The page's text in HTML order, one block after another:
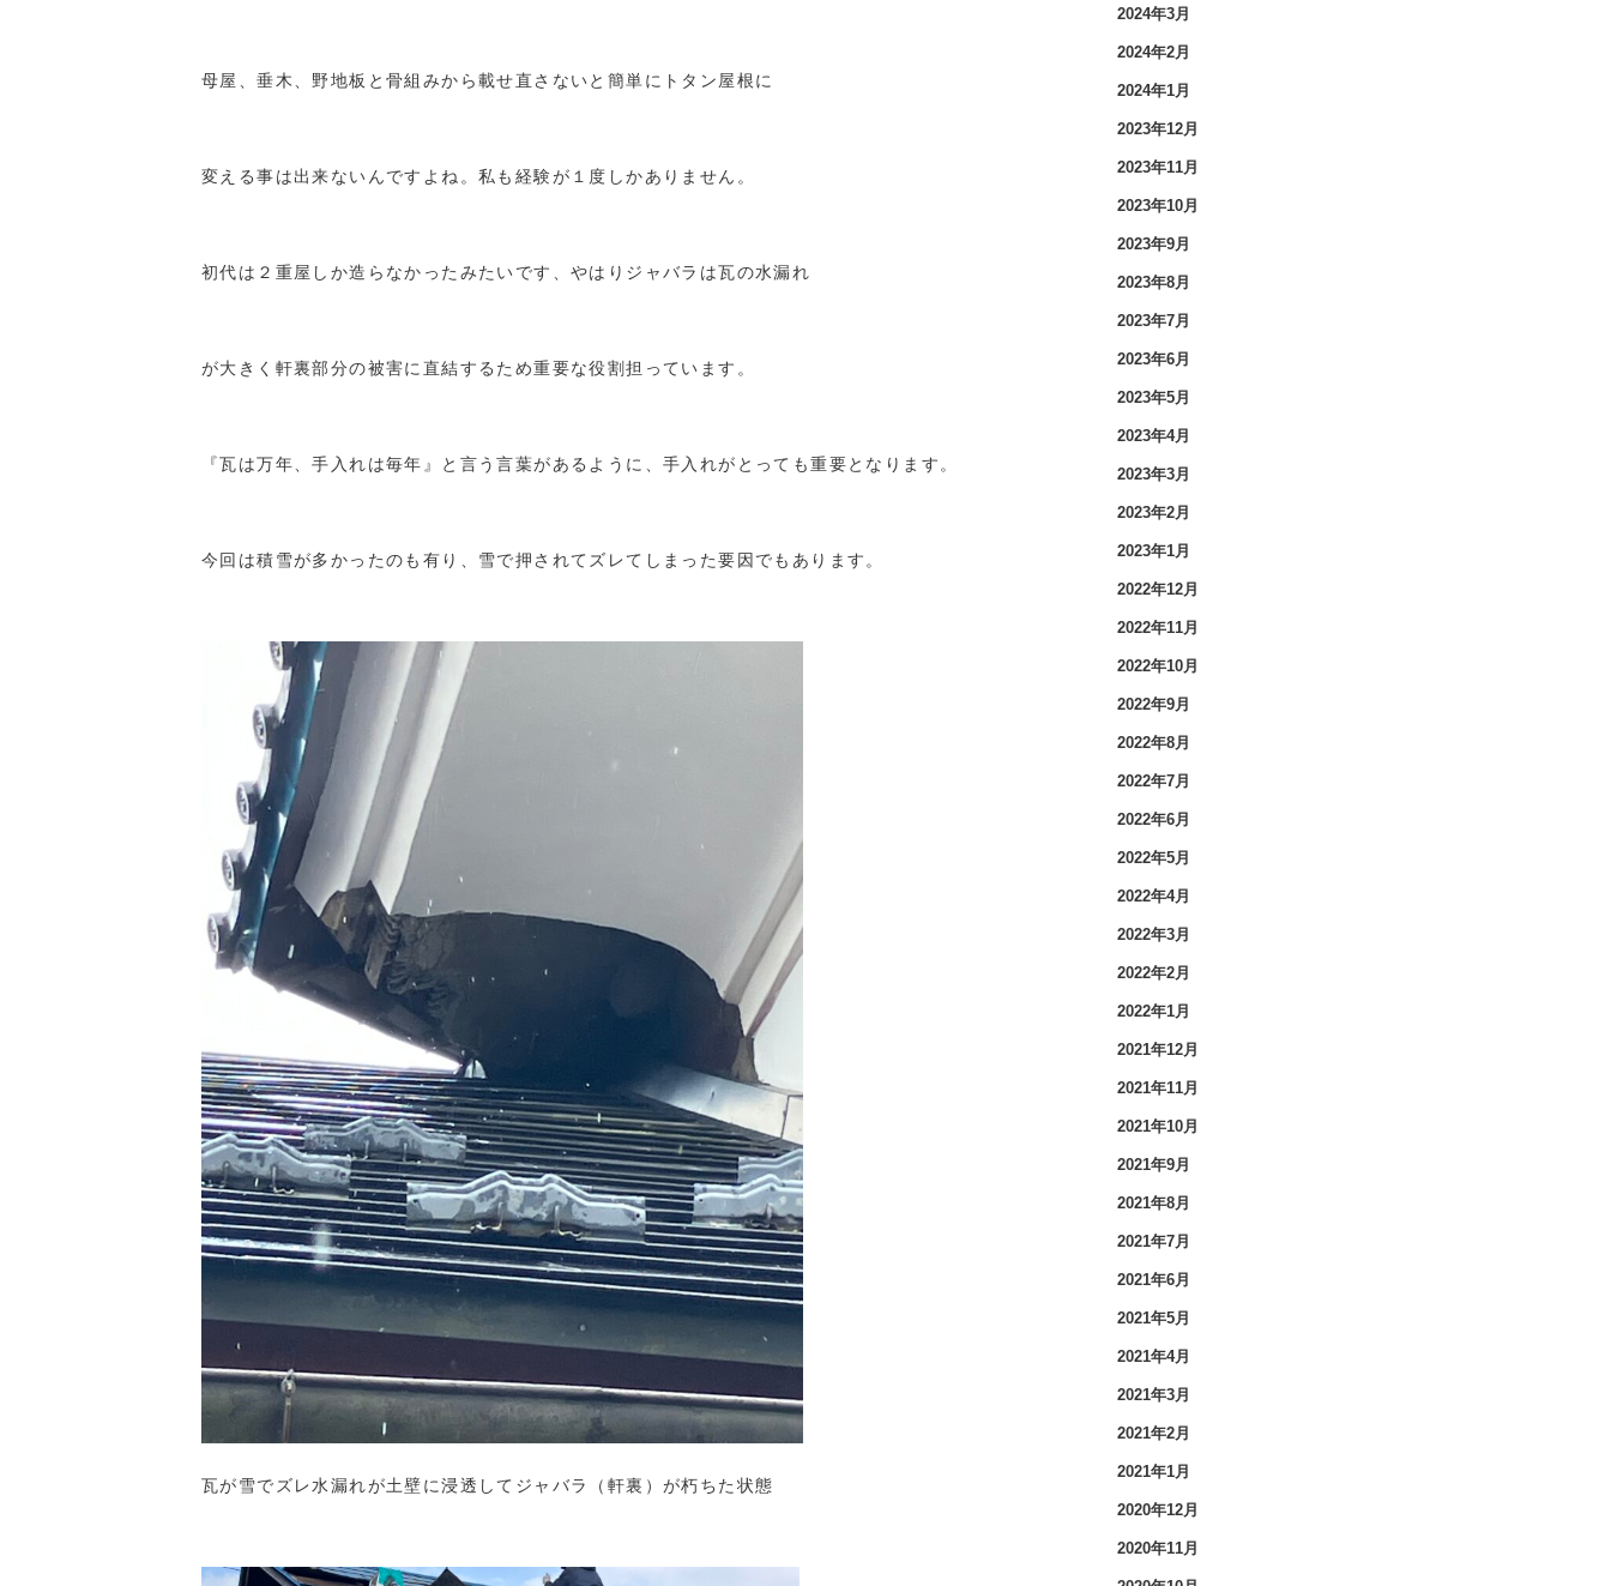
母屋、垂木、野地板と骨組みから載せ直さないと簡単にトタン屋根に
変える事は出来ないんですよね。私も経験が１度しかありません。
初代は２重屋しか造らなかったみたいです、やはりジャバラは瓦の水漏れ
が大きく軒裏部分の被害に直結するため重要な役割担っています。
『瓦は万年、手入れは毎年』と言う言葉があるように、手入れがとっても重要となります。
今回は積雪が多かったのも有り、雪で押されてズレてしまった要因でもあります。
瓦が雪でズレ水漏れが土壁に浸透してジャバラ（軒裏）が朽ちた状態
2024年3月
2024年2月
2024年1月
2023年12月
2023年11月
2023年10月
2023年9月
2023年8月
2023年7月
2023年6月
2023年5月
2023年4月
2023年3月
2023年2月
2023年1月
2022年12月
2022年11月
2022年10月
2022年9月
2022年8月
2022年7月
2022年6月
2022年5月
2022年4月
2022年3月
2022年2月
2022年1月
2021年12月
2021年11月
2021年10月
2021年9月
2021年8月
2021年7月
2021年6月
2021年5月
2021年4月
2021年3月
2021年2月
2021年1月
2020年12月
2020年11月